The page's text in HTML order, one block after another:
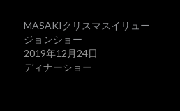
MASAKIクリスマスイリュー
ジョンショー
2019年12月24日
ディナーショー